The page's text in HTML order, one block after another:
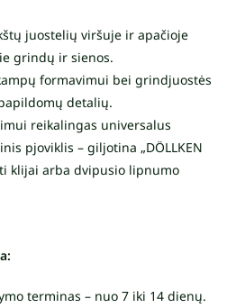
juostelių viršuje ir apačioje
grindų ir sienos.
formavimui bei grindjuostės
detalių.
reikalingas universalus
pjoviklis – giljotina „DÖLLKEN
klijai arba dvipusio lipnumo
terminas – nuo 7 iki 14 dienų.